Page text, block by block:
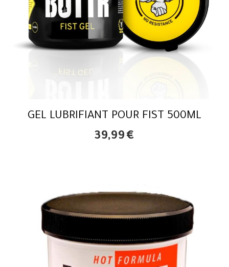
GEL LUBRIFIANT POUR FIST 500ML
39,99 €